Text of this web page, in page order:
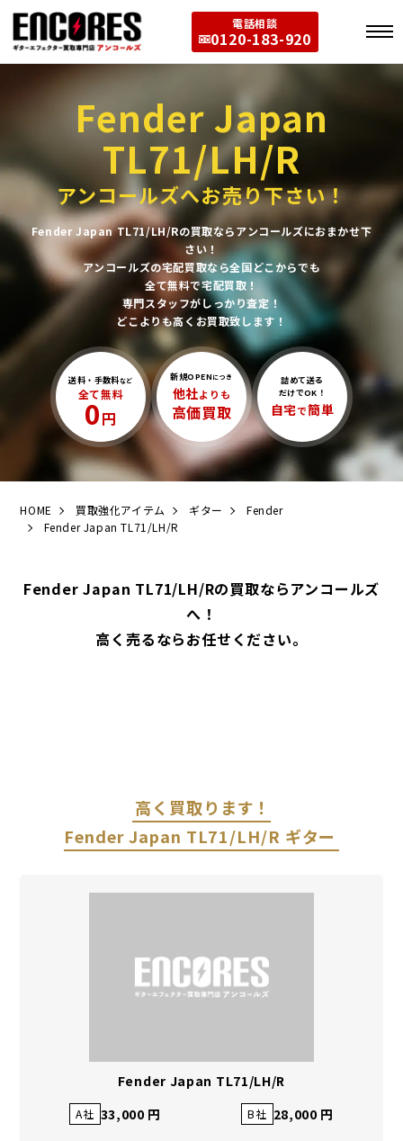
電話相談
0120-183-920
Fender Japan
TL71/LH/R
アンコールズへお売り下さい！
Fender Japan TL71/LH/Rの買取ならアンコールズにおまかせ下
さい！
アンコールズの宅配買取なら全国どこからでも
全て無料で宅配買取！
専門スタッフがしっかり査定！
どこよりも高くお買取致します！
送料・手数料など
全て無料
0円
新規OPEN につき
他社よりも
高価買取
詰めて送る
だけでOK！
自宅で簡単
HOME 買取強化アイテム ギター
Fender
Fender Japan TL71/LH/R
Fender Japan TL71/LH/Rの買取ならアンコールズ
へ！
高く売るならお任せください。
高く買取ります！
Fender Japan TL71/LH/R ギター
Fender Japan TL71/LH/R
A社 33,000 円 B社 28,000 円